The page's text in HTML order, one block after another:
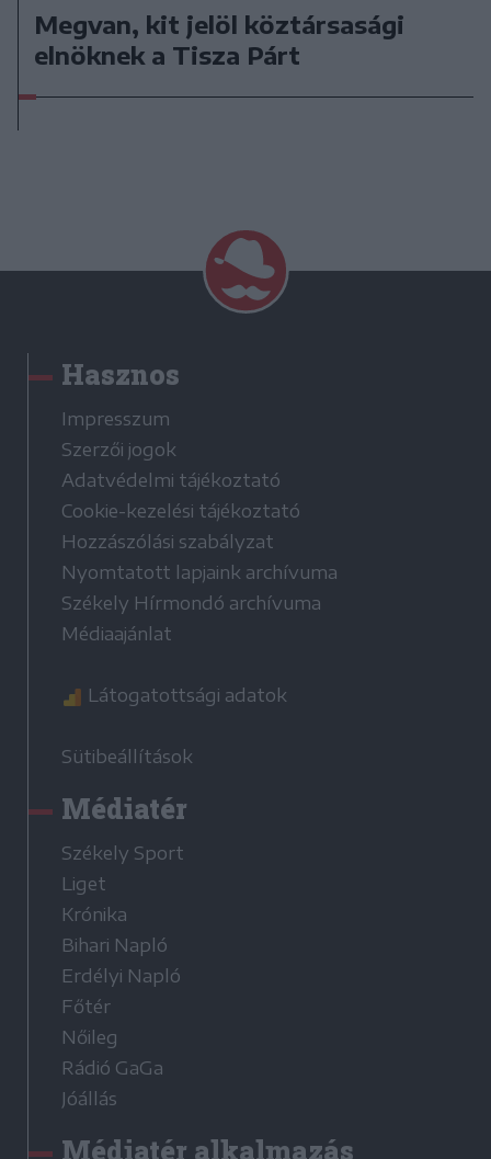
Megvan, kit jelöl köztársasági
elnöknek a Tisza Párt
Hasznos
Impresszum
Szerzői jogok
Adatvédelmi tájékoztató
Cookie-kezelési tájékoztató
Hozzászólási szabályzat
Nyomtatott lapjaink archívuma
Székely Hírmondó archívuma
Médiaajánlat
Látogatottsági adatok
Sütibeállítások
Médiatér
Székely Sport
Liget
Krónika
Bihari Napló
Erdélyi Napló
Főtér
Nőileg
Rádió GaGa
Jóállás
Médiatér alkalmazás